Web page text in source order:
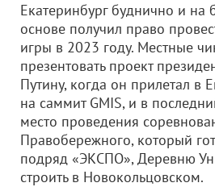
Екатеринбург буднично и на
основе получил право
игры в 2023 году. Местные
презентовать проект
Путину, когда он прилетал в
на саммит GMIS, и в
место проведения
Правобережного, который
подряд «ЭКСПО», Деревню
строить в Новокольцовском.